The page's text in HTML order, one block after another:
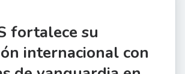
fortalece su
internacional con